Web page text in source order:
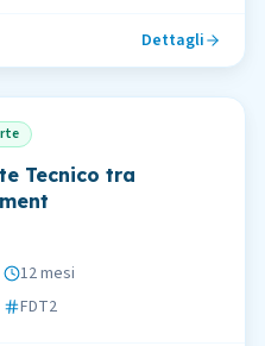
Dettagli
Tecnico tra
12 mesi
FDT2